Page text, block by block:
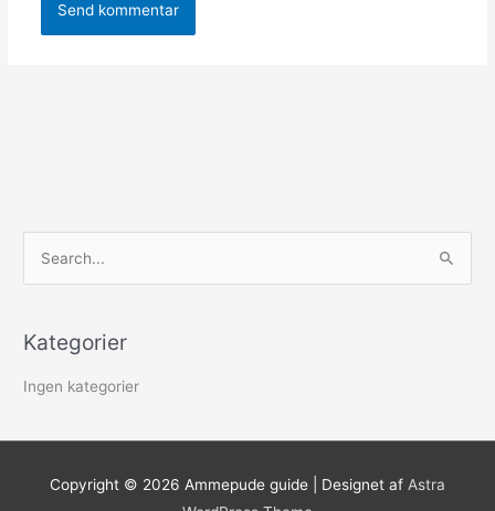
e
f
e
Kategorier
Ingen kategorier
Copyright © 2026 Ammepude guide | Designet af Astra